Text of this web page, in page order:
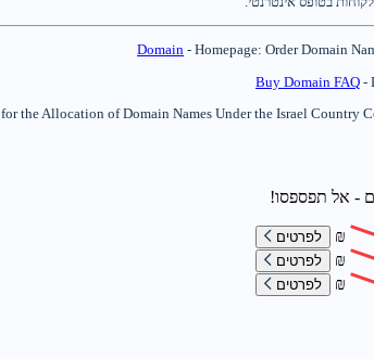
Domain - Homepage: Order Domain
Buy Domain FAQ -
the Allocation of Domain Names Under the Israel Country
- אל תפספסו!
₪ לפרטים
₪ לפרטים
₪ לפרטים